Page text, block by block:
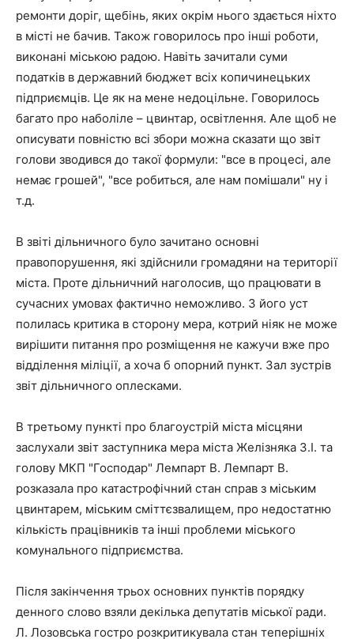
ремонти доріг, щебінь, яких окрім нього здається ніхто
в місті не бачив. Також говорилось про інші роботи,
виконані міською радою. Навіть зачитали суми
податків в державний бюджет всіх копичинецьких
підприємців. Це як на мене недоцільне. Говорилось
багато про наболіле – цвинтар, освітлення. Але щоб не
описувати повністю всі збори можна сказати що звіт
голови зводився до такої формули: "все в процесі, але
немає грошей", "все робиться, але нам помішали" ну і
т.д.
В звіті дільничного було зачитано основні
правопорушення, які здійснили громадяни на території
міста. Проте дільничний наголосив, що працювати в
сучасних умовах фактично неможливо. З його уст
полилась критика в сторону мера, котрий ніяк не може
вирішити питання про розміщення не кажучи вже про
відділення міліції, а хоча б опорний пункт. Зал зустрів
звіт дільничного оплесками.
В третьому пункті про благоустрій міста місцяни
заслухали звіт заступника мера міста Желізняка З.І. та
голову МКП "Господар" Лемпарт В. Лемпарт В.
розказала про катастрофічний стан справ з міським
цвинтарем, міським сміттєзвалищем, про недостатню
кількість працівників та інші проблеми міського
комунального підприємства.
Після закінчення трьох основних пунктів порядку
денного слово взяли декілька депутатів міської ради.
Л. Лозовська гостро розкритикувала стан теперішніх